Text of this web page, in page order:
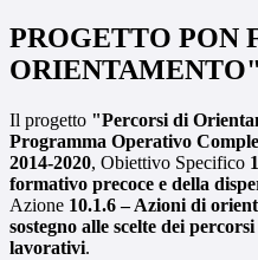
PROGETTO PON
ORIENTAMENTO"
Il progetto "Percorsi di
Programma Operativo
2014-2020, Obiettivo Specifico
formativo precoce e della
Azione 10.1.6 – Azioni di
sostegno alle scelte dei
lavorativi.